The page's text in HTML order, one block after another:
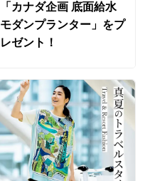
「カナダ企画 底面給水
モダンプランター」をプ
レゼント！